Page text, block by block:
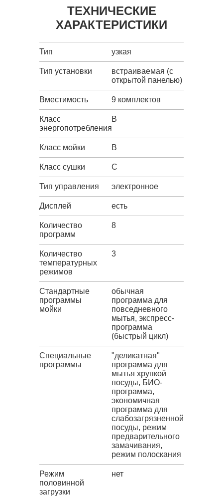
ТЕХНИЧЕСКИЕ
ХАРАКТЕРИСТИКИ
Тип узкая
Тип установки
встраиваемая (с
открытой панелью)
Вместимость 9 комплектов
Класс
энергопотребления
B
Класс мойки B
Класс сушки C
Тип управления электронное
Дисплей есть
Количество
программ
8
Количество
температурных
режимов
3
Стандартные
программы
мойки
обычная
программа для
повседневного
мытья, экспресс-
программа
(быстрый цикл)
Специальные
программы
"деликатная"
программа для
мытья хрупкой
посуды, БИО-
программа,
экономичная
программа для
слабозагрязненной
посуды, режим
предварительного
замачивания,
режим полоскания
Режим
половинной
загрузки
нет